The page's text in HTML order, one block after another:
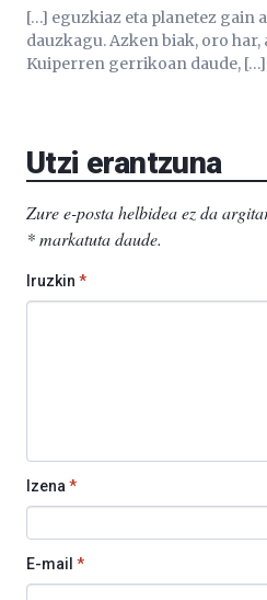
[…] eguzkiaz eta planetez gain
dauzkagu. Azken biak, oro
Kuiperren gerrikoan daude, […]
Utzi erantzuna
Zure e-posta helbidea ez da
*markatuta daude.
Iruzkin *
Izena *
E-mail *